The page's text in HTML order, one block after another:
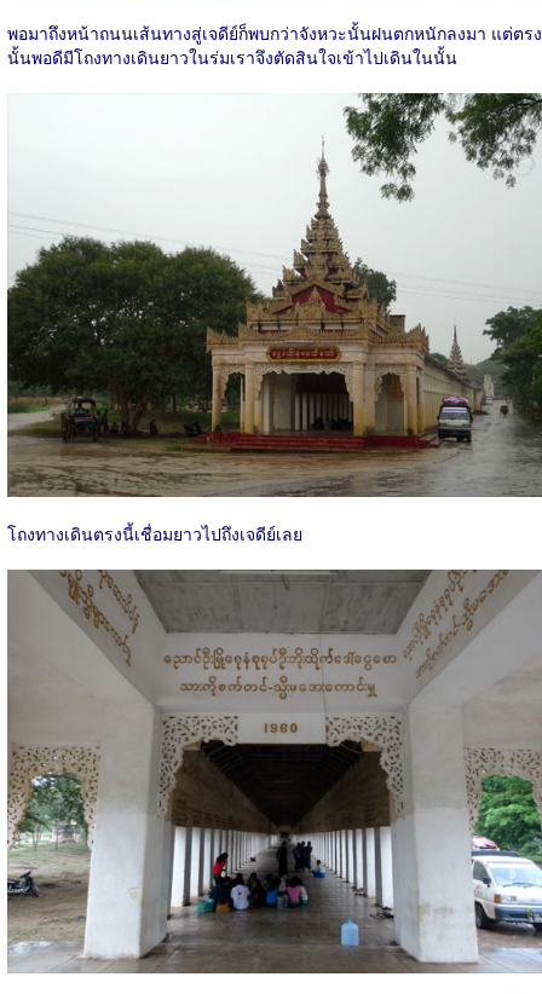
พอมาถึงหน้าถนนเส้นทางสู่เจดีย์ก็พบกว่าจังหวะนั้นฝนตกหนักลงมา แต่ตรง
นั้นพอดีมีโถงทางเดินยาวในร่มเราจึงตัดสินใจเข้าไปเดินในนั้น
โถงทางเดินตรงนี้เชื่อมยาวไปถึงเจดีย์เลย